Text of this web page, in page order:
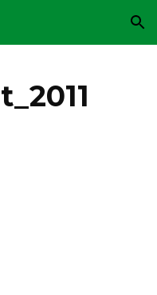
Skip to navigation